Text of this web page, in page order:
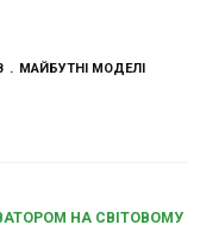
МАЙБУТНІ МОДЕЛІ
НА СВІТОВОМУ